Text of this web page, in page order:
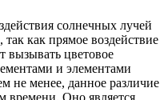
солнечных лучей
как прямое воздействие
вызывать цветовое
и элементами
не менее, данное различие
времени. Оно является